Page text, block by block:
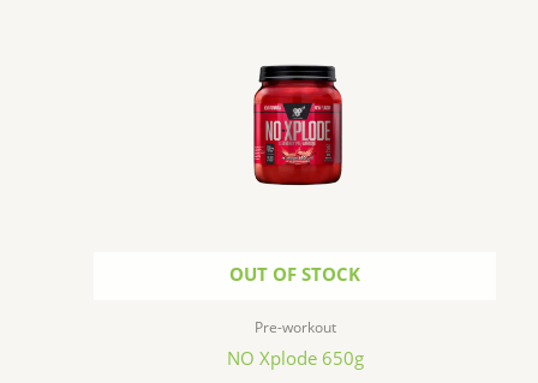
OUT OF STOCK
Pre-workout
NO Xplode 650g